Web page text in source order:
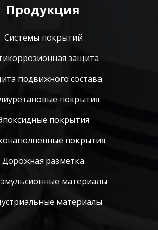
Продукция
Системы покрытий
защита
подвижного состава
покрытия
покрытия
покрытия
Дорожная разметка
материалы
материалы